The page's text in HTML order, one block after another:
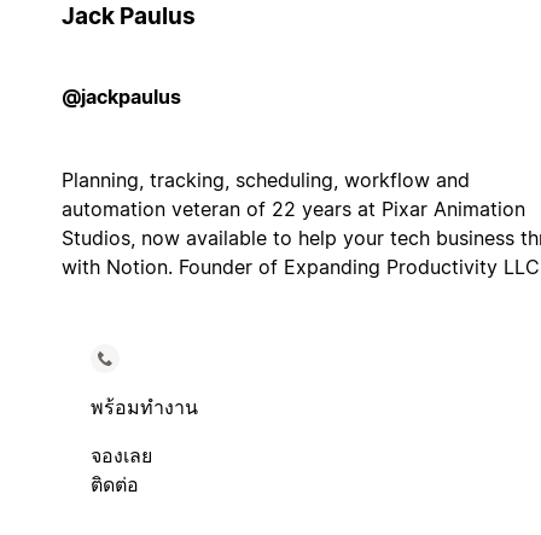
Jack Paulus
@jackpaulus
Planning, tracking, scheduling, workflow and
automation veteran of 22 years at Pixar Animation
Studios, now available to help your tech business
with Notion. Founder of Expanding Productivity
พร้อมทำงาน
จองเลย
ติดต่อ